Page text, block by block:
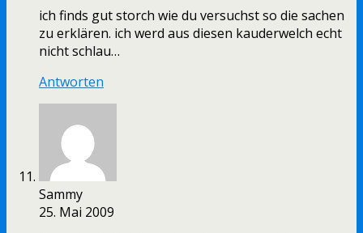
ich finds gut storch wie du versuchst so die sachen
zu erklären. ich werd aus diesen kauderwelch echt
nicht schlau…
Antworten
Sammy
25. Mai 2009